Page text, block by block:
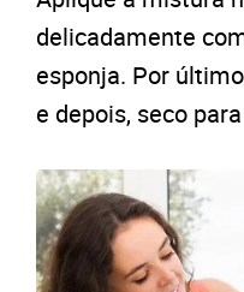
delicadamente
esponja. Por
e depois, seco